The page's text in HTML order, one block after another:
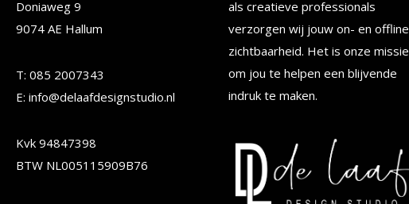
worden
op
productpagina
gekozen
worden
op
productpagina
Doniaweg 9
9074 AE Hallum
T: 085 2007343
E: info@delaafdesignstudio.nl
Kvk 94847398
BTW NL005115909B76
als creatieve professionals
verzorgen wij jouw on- en offline
zichtbaarheid. Het is onze missie
om jou te helpen een blijvende
indruk te maken.